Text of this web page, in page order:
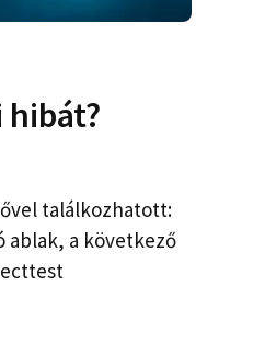
találkozhatott:
ablak, a következő